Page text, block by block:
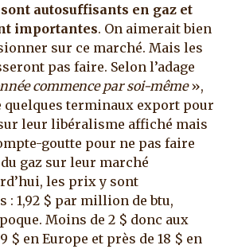
autosuffisants en gaz et
importantes. On aimerait bien
sur ce marché. Mais les
pas faire. Selon l’adage
commence par soi-même»,
terminaux export pour
leur libéralisme affiché mais
goutte pour ne pas faire
gaz sur leur marché
les prix y sont
: 1,92 $ par million de btu,
Moins de 2 $ donc aux
$ en Europe et près de 18 $ en